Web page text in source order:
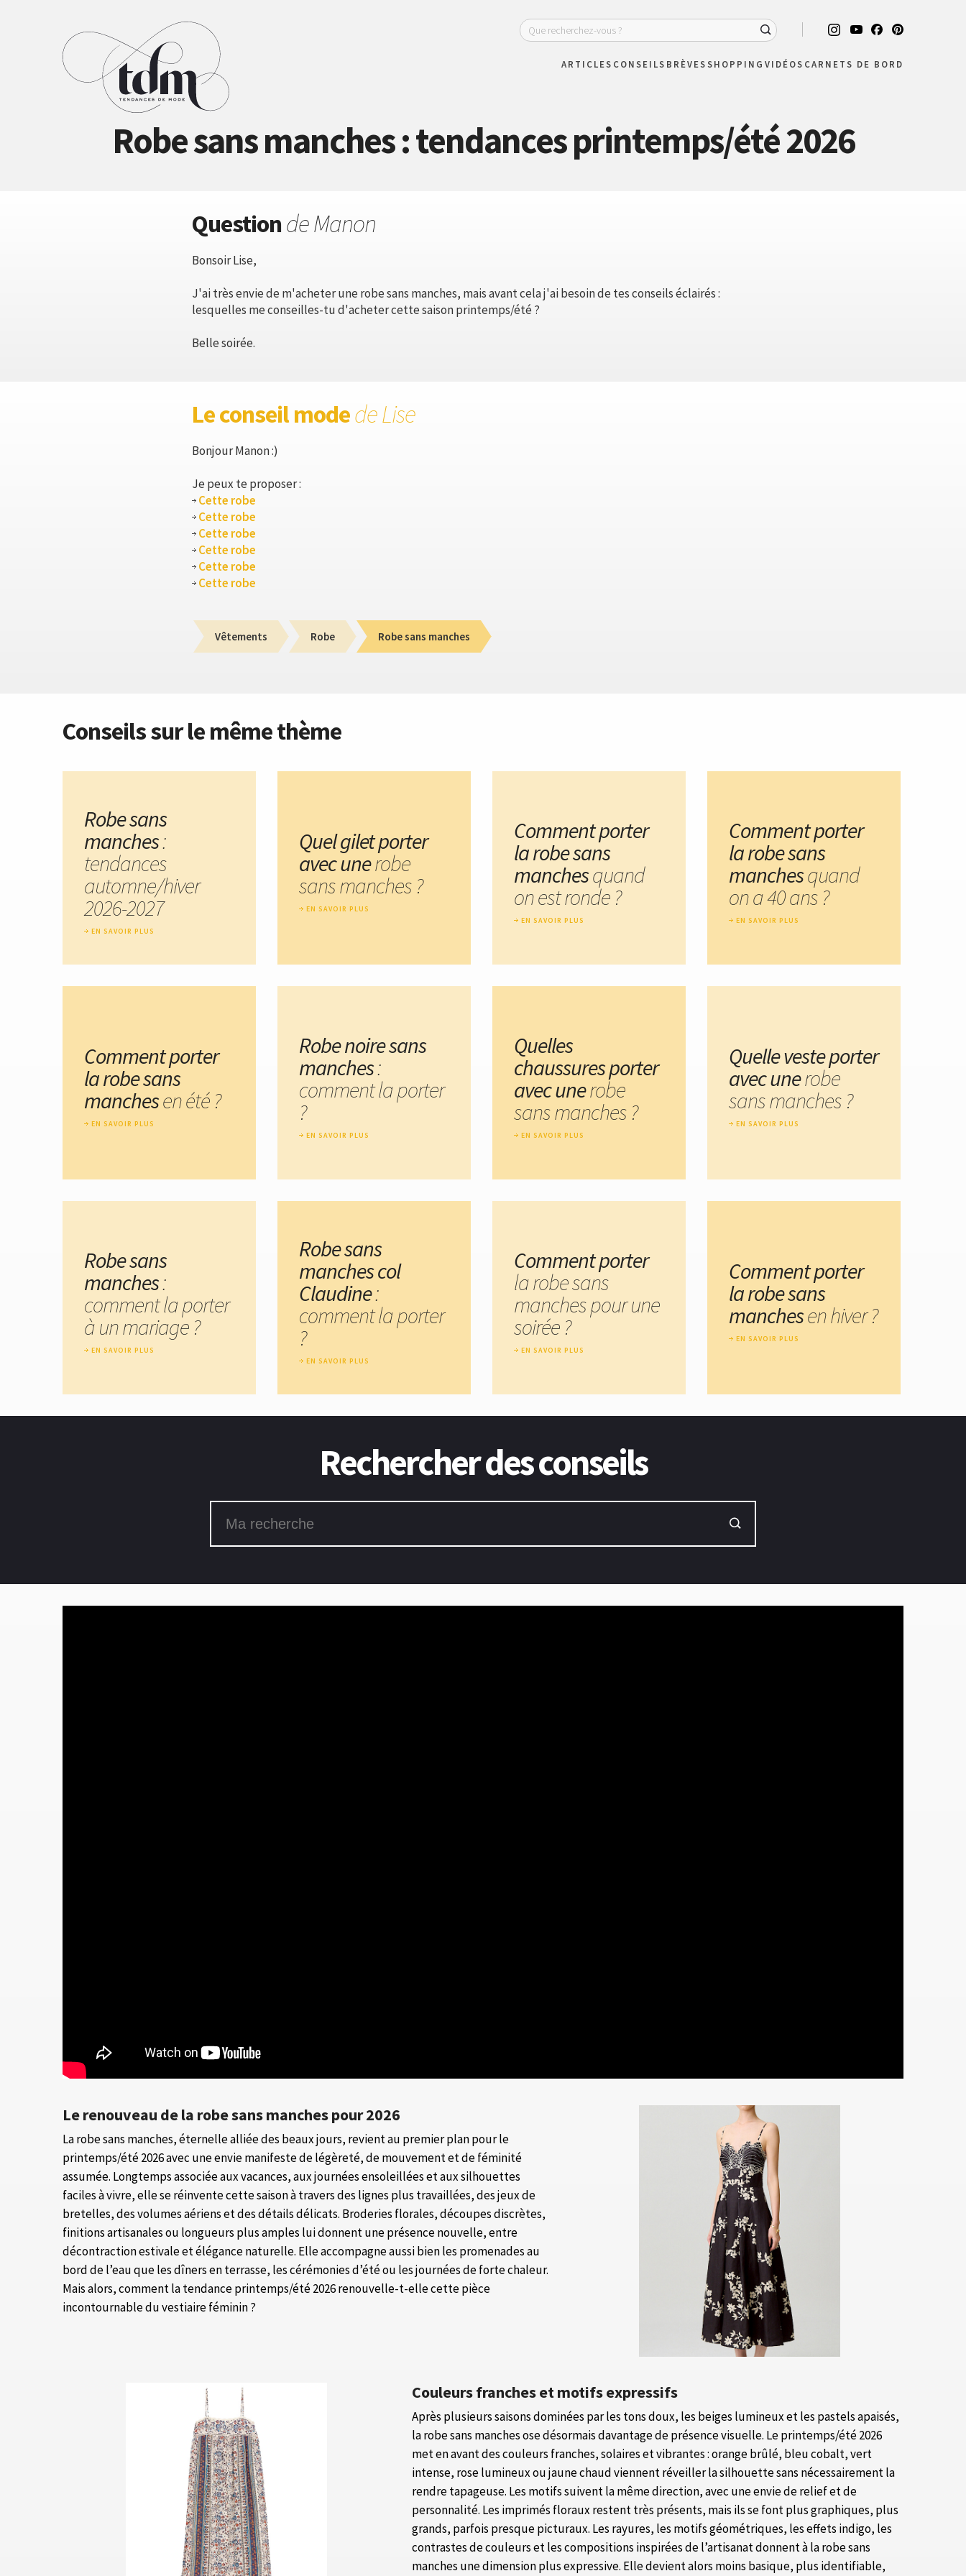
ARTICLES CONSEILS BRÈVESSHOPPING VIDÉOS CARNETS DE BORD
Robe sans manches : tendances printemps/été 2026
Questionde Manon
Bonsoir Lise,
J'ai très envie de m'acheter une robe sans manches, mais avant cela j'ai besoin de tes conseils éclairés :
lesquelles me conseilles-tu d'acheter cette saison printemps/été ?
Belle soirée.
Le conseil modede Lise
Bonjour Manon :)
Je peux te proposer :
Cette robe
Cette robe
Cette robe
Cette robe
Cette robe
Cette robe
Vêtements Robe Robe sans manches
Le renouveau de la robe sans manches pour 2026
La robe sans manches, éternelle alliée des beaux jours, revient au premier plan pour le
printemps/été 2026 avec une envie manifeste de légèreté, de mouvement et de féminité
assumée. Longtemps associée aux vacances, aux journées ensoleillées et aux silhouettes
faciles à vivre, elle se réinvente cette saison à travers des lignes plus travaillées, des jeux de
bretelles, des volumes aériens et des détails délicats. Broderies florales, découpes discrètes,
finitions artisanales ou longueurs plus amples lui donnent une présence nouvelle, entre
décontraction estivale et élégance naturelle. Elle accompagne aussi bien les promenades au
bord de l’eau que les dîners en terrasse, les cérémonies d’été ou les journées de forte chaleur.
Mais alors, comment la tendance printemps/été 2026 renouvelle-t-elle cette pièce
incontournable du vestiaire féminin ?
Couleurs franches et motifs expressifs
Après plusieurs saisons dominées par les tons doux, les beiges lumineux et les pastels apaisés,
la robe sans manches ose désormais davantage de présence visuelle. Le printemps/été 2026
met en avant des couleurs franches, solaires et vibrantes : orange brûlé, bleu cobalt, vert
intense, rose lumineux ou jaune chaud viennent réveiller la silhouette sans nécessairement la
rendre tapageuse. Les motifs suivent la même direction, avec une envie de relief et de
personnalité. Les imprimés floraux restent très présents, mais ils se font plus graphiques, plus
grands, parfois presque picturaux. Les rayures, les motifs géométriques, les effets indigo, les
contrastes de couleurs et les compositions inspirées de l’artisanat donnent à la robe sans
manches une dimension plus expressive. Elle devient alors moins basique, plus identifiable,
Conseils sur le même thème
Robe sans
manches:
tendances
automne/hiver
2026-2027
EN SAVOIR PLUS
Quel gilet porter
avec unerobe
sans manches ?
EN SAVOIR PLUS
Comment porter
la robe sans
manchesquand
on est ronde ?
EN SAVOIR PLUS
Comment porter
la robe sans
manchesquand
on a 40 ans ?
EN SAVOIR PLUS
Comment porter
la robe sans
manchesen été ?
EN SAVOIR PLUS
Robe noire sans
manches:
comment la porter
?
EN SAVOIR PLUS
Quelles
chaussures porter
avec unerobe
sans manches ?
EN SAVOIR PLUS
Quelle veste porter
avec unerobe
sans manches ?
EN SAVOIR PLUS
Robe sans
manches:
comment la porter
à un mariage ?
EN SAVOIR PLUS
Robe sans
manches col
Claudine:
comment la porter
?
EN SAVOIR PLUS
Comment porter
la robe sans
manches pour une
soirée ?
EN SAVOIR PLUS
Comment porter
la robe sans
manchesen hiver ?
EN SAVOIR PLUS
Rechercher des conseils